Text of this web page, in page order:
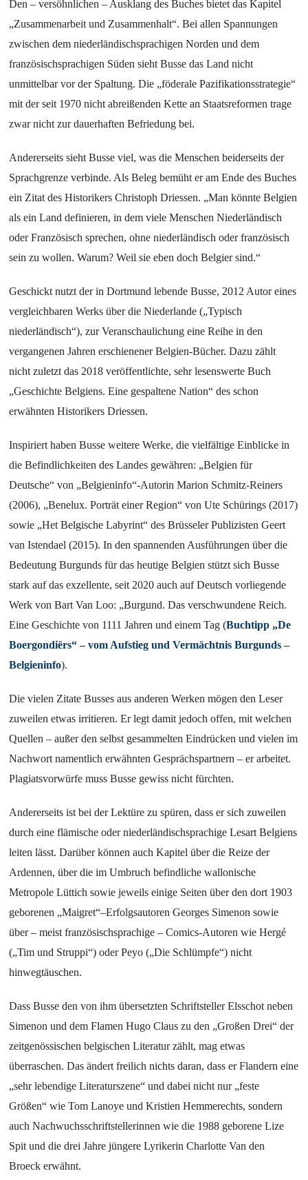
Den – versöhnlichen – Ausklang des Buches bietet das Kapitel
„Zusammenarbeit und Zusammenhalt“. Bei allen Spannungen
zwischen dem niederländischsprachigen Norden und dem
französischsprachigen Süden sieht Busse das Land nicht
unmittelbar vor der Spaltung. Die „föderale Pazifikationsstrategie“
mit der seit 1970 nicht abreißenden Kette an Staatsreformen trage
zwar nicht zur dauerhaften Befriedung bei.
Andererseits sieht Busse viel, was die Menschen beiderseits der
Sprachgrenze verbinde. Als Beleg bemüht er am Ende des Buches
ein Zitat des Historikers Christoph Driessen. „Man könnte Belgien
als ein Land definieren, in dem viele Menschen Niederländisch
oder Französisch sprechen, ohne niederländisch oder französisch
sein zu wollen. Warum? Weil sie eben doch Belgier sind.“
Geschickt nutzt der in Dortmund lebende Busse, 2012 Autor eines
vergleichbaren Werks über die Niederlande („Typisch
niederländisch“), zur Veranschaulichung eine Reihe in den
vergangenen Jahren erschienener Belgien-Bücher. Dazu zählt
nicht zuletzt das 2018 veröffentlichte, sehr lesenswerte Buch
„Geschichte Belgiens. Eine gespaltene Nation“ des schon
erwähnten Historikers Driessen.
Inspiriert haben Busse weitere Werke, die vielfältige Einblicke in
die Befindlichkeiten des Landes gewähren: „Belgien für
Deutsche“ von „Belgieninfo“-Autorin Marion Schmitz-Reiners
(2006), „Benelux. Porträt einer Region“ von Ute Schürings (2017)
sowie „Het Belgische Labyrint“ des Brüsseler Publizisten Geert
van Istendael (2015). In den spannenden Ausführungen über die
Bedeutung Burgunds für das heutige Belgien stützt sich Busse
stark auf das exzellente, seit 2020 auch auf Deutsch vorliegende
Werk von Bart Van Loo: „Burgund. Das verschwundene Reich.
Eine Geschichte von 1111 Jahren und einem Tag (Buchtipp „De
Boergondiërs“ – vom Aufstieg und Vermächtnis Burgunds –
Belgieninfo).
Die vielen Zitate Busses aus anderen Werken mögen den Leser
zuweilen etwas irritieren. Er legt damit jedoch offen, mit welchen
Quellen – außer den selbst gesammelten Eindrücken und vielen im
Nachwort namentlich erwähnten Gesprächspartnern – er arbeitet.
Plagiatsvorwürfe muss Busse gewiss nicht fürchten.
Andererseits ist bei der Lektüre zu spüren, dass er sich zuweilen
durch eine flämische oder niederländischsprachige Lesart Belgiens
leiten lässt. Darüber können auch Kapitel über die Reize der
Ardennen, über die im Umbruch befindliche wallonische
Metropole Lüttich sowie jeweils einige Seiten über den dort 1903
geborenen „Maigret“–Erfolgsautoren Georges Simenon sowie
über – meist französischsprachige – Comics-Autoren wie Hergé
(„Tim und Struppi“) oder Peyo („Die Schlümpfe“) nicht
hinwegtäuschen.
Dass Busse den von ihm übersetzten Schriftsteller Elsschot neben
Simenon und dem Flamen Hugo Claus zu den „Großen Drei“ der
zeitgenössischen belgischen Literatur zählt, mag etwas
überraschen. Das ändert freilich nichts daran, dass er Flandern eine
„sehr lebendige Literaturszene“ und dabei nicht nur „feste
Größen“ wie Tom Lanoye und Kristien Hemmerechts, sondern
auch Nachwuchsschriftstellerinnen wie die 1988 geborene Lize
Spit und die drei Jahre jüngere Lyrikerin Charlotte Van den
Broeck erwähnt.